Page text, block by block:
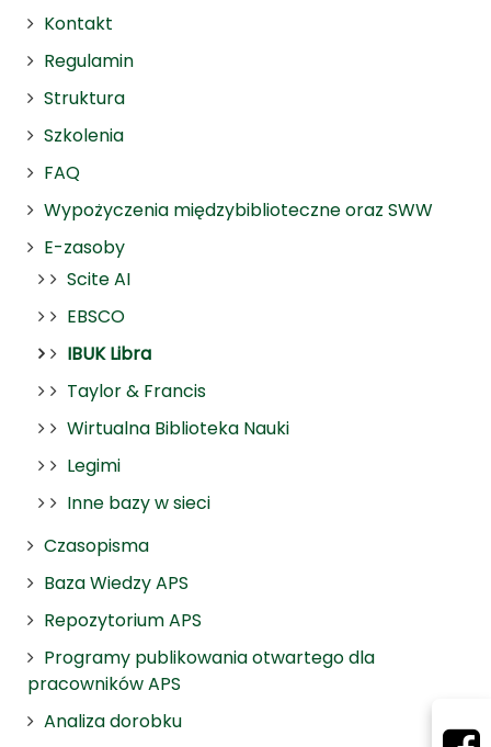
Kontakt
Regulamin
Struktura
Szkolenia
FAQ
Wypożyczenia międzybiblioteczne oraz SWW
E-zasoby
Scite AI
EBSCO
IBUK Libra
Taylor & Francis
Wirtualna Biblioteka Nauki
Legimi
Inne bazy w sieci
Czasopisma
Baza Wiedzy APS
Repozytorium APS
Programy publikowania otwartego dla
pracowników APS
Analiza dorobku